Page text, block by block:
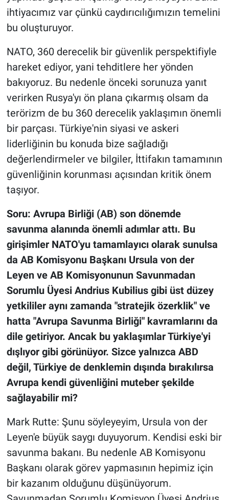
ihtiyacımız var çünkü caydırıcılığımızın temelini
bu oluşturuyor.
NATO, 360 derecelik bir güvenlik perspektifiyle
hareket ediyor, yani tehditlere her yönden
bakıyoruz. Bu nedenle önceki sorunuza yanıt
verirken Rusya'yı ön plana çıkarmış olsam da
terörizm de bu 360 derecelik yaklaşımın önemli
bir parçası. Türkiye'nin siyasi ve askeri
liderliğinin bu konuda bize sağladığı
değerlendirmeler ve bilgiler, İttifakın tamamının
güvenliğinin korunması açısından kritik önem
taşıyor.
Soru: Avrupa Birliği (AB) son dönemde
savunma alanında önemli adımlar attı. Bu
girişimler NATO'yu tamamlayıcı olarak sunulsa
da AB Komisyonu Başkanı Ursula von der
Leyen ve AB Komisyonunun Savunmadan
Sorumlu Üyesi Andrius Kubilius gibi üst düzey
yetkililer aynı zamanda "stratejik özerklik" ve
hatta "Avrupa Savunma Birliği" kavramlarını da
dile getiriyor. Ancak bu yaklaşımlar Türkiye'yi
dışlıyor gibi görünüyor. Sizce yalnızca ABD
değil, Türkiye de denklemin dışında bırakılırsa
Avrupa kendi güvenliğini muteber şekilde
sağlayabilir mi?
Mark Rutte: Şunu söyleyeyim, Ursula von der
Leyen'e büyük saygı duyuyorum. Kendisi eski bir
savunma bakanı. Bu nedenle AB Komisyonu
Başkanı olarak görev yapmasının hepimiz için
bir kazanım olduğunu düşünüyorum.